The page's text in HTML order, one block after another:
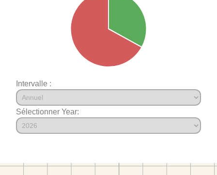
Intervalle :
Sélectionner Year: